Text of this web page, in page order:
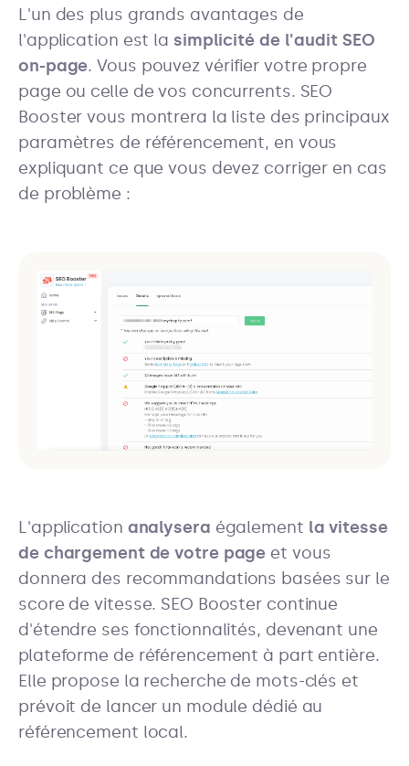
L'un des plus grands avantages de
l'application est la simplicité de l'audit SEO
on-page. Vous pouvez vérifier votre propre
page ou celle de vos concurrents. SEO
Booster vous montrera la liste des principaux
paramètres de référencement, en vous
expliquant ce que vous devez corriger en cas
de problème :
L'application analysera également la vitesse
de chargement de votre page et vous
donnera des recommandations basées sur le
score de vitesse. SEO Booster continue
d'étendre ses fonctionnalités, devenant une
plateforme de référencement à part entière.
Elle propose la recherche de mots-clés et
prévoit de lancer un module dédié au
référencement local.